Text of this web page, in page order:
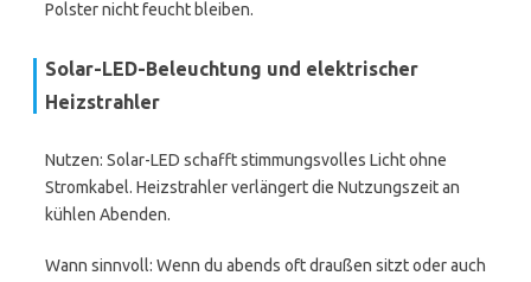
Polster nicht feucht bleiben.
Solar-LED-Beleuchtung und elektrischer
Heizstrahler
Nutzen: Solar-LED schafft stimmungsvolles Licht ohne
Stromkabel. Heizstrahler verlängert die Nutzungszeit an
kühlen Abenden.
Wann sinnvoll: Wenn du abends oft draußen sitzt oder auch